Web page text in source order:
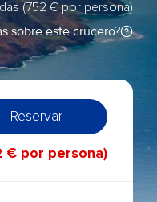
(752 € por persona)
sobre este crucero?
Reservar
€ por persona)